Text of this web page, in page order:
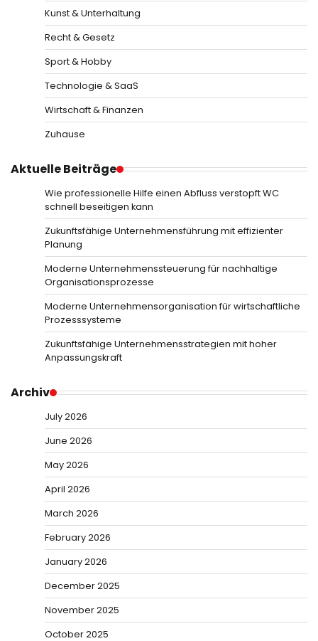
Kunst & Unterhaltung
Recht & Gesetz
Sport & Hobby
Technologie & SaaS
Wirtschaft & Finanzen
Zuhause
Aktuelle Beiträge
Wie professionelle Hilfe einen Abfluss verstopft WC
schnell beseitigen kann
Zukunftsfähige Unternehmensführung mit effizienter
Planung
Moderne Unternehmenssteuerung für nachhaltige
Organisationsprozesse
Moderne Unternehmensorganisation für wirtschaftliche
Prozesssysteme
Zukunftsfähige Unternehmensstrategien mit hoher
Anpassungskraft
Archiv
July 2026
June 2026
May 2026
April 2026
March 2026
February 2026
January 2026
December 2025
November 2025
October 2025